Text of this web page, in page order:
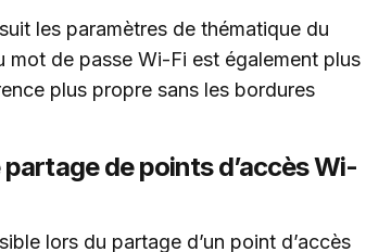
les paramètres de thématique du
de passe Wi-Fi est également plus
plus propre sans les bordures
de points d’accès Wi-
lors du partage d’un point d’accès